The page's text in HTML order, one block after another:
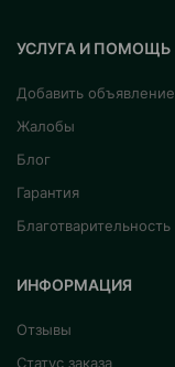
УСЛУГА И ПОМОЩЬ
Добавить объявление
Жалобы
Блог
Гарантия
Благотварительность
ИНФОРМАЦИЯ
Отзывы
Статус заказа